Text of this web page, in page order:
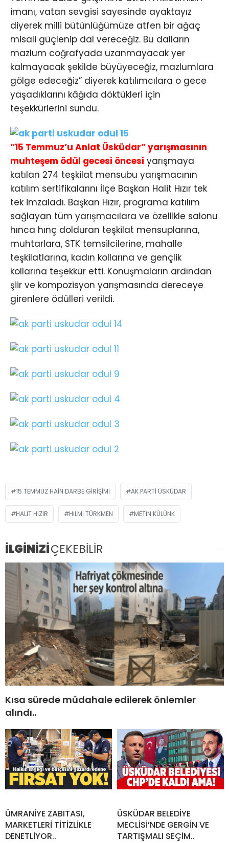
imanı, vatan sevgisi sayesinde ayaktayız
diyerek milli bütünlüğümüze atfen bir ağaç
misali güçlenip dal vereceğiz. Bu dalların
mazlum coğrafyada uzanmayacak yer
kalmayacak şekilde büyüyeceğiz, mazlumlara
gölge edeceğiz” diyerek katılımcılara o gece
yaşadıklarını kâğıda döktükleri için
teşekkürlerini sundu.
“15 Temmuz’u Anlat Üsküdar” yarışmasının
muhteşem ödül gecesi öncesi yarışmaya
katılan 274 teşkilat mensubu yarışmacının
katılım sertifikalarını İlçe Başkan Halit Hızır tek
tek imzaladı. Başkan Hızır, programa katılım
sağlayan tüm yarışmacılara ve özellikle salonu
hınca hınç dolduran teşkilat mensuplarına,
muhtarlara, STK temsilcilerine, mahalle
teşkilatlarına, kadın kollarına ve gençlik
kollarına teşekkür etti. Konuşmaların ardından
şiir ve kompozisyon yarışmasında dereceye
girenlere ödülleri verildi.
15 TEMMUZ HAIN DARBE GIRIŞIMI AK PARTI ÜSKÜDAR
HALIT HIZIR HILMI TÜRKMEN METIN KÜLÜNK
İLGİNİZİÇEKEBİLİR
Kısa sürede müdahale edilerek önlemler
alındı..
ÜMRANİYE ZABITASI,
MARKETLERİ TİTİZLİKLE
DENETLİYOR..
ÜSKÜDAR BELEDİYE
MECLİSİ’NDE GERGİN VE
TARTIŞMALI SEÇİM..